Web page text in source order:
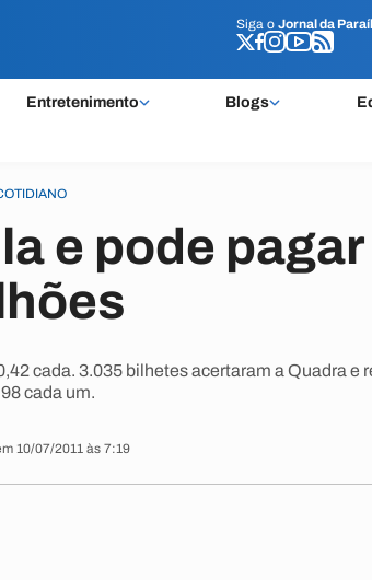
Siga o Jornal da
Entretenimento Blogs
Siga o Jornal da
e pode pagar
cada. 3.035 bilhetes acertaram a Quadra e
cada um.
10/07/2011 às 7:19